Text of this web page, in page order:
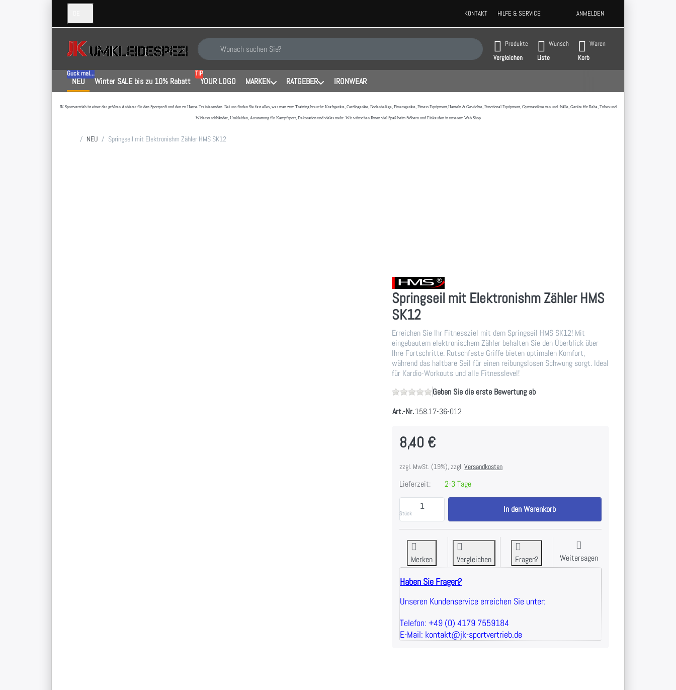
KONTAKT HILFE & SERVICE ANMELDEN
Geben Sie einen Suchbegriff ein. Während Sie tippen, erscheinen automatisch erste Ergebnisse. Drücken Sie die Eingabetaste, um alle Ergebnisse aufzurufen.
Produkte
Vergleichen
Wunsch
Liste
Waren
Korb
NEU
Guck mal...
Winter SALE bis zu 10% Rabatt YOUR LOGO
TIP
MARKEN RATGEBER IRONWEAR
JK Sportvertrieb ist einer der größten Anbieter für den Sportprofi und den zu Hause Trainierenden. Bei uns finden Sie fast alles, was man zum Training braucht: Kraftgeräte, Cardiogeräte, Bodenbeläge, Fitnessgeräte, Fitness Equipment,Hanteln & Gewichte, Functional Equipment, Gymnastikmatten und -bälle, Geräte für Reha, Tubes und
Widerstandsbänder, Umkleiden, Ausstattung für Kampfsport, Dekoration und vieles mehr. Wir wünschen Ihnen viel Spaß beim Stöbern und Einkaufen in unserem Web Shop
Startseite
NEU Springseil mit Elektronishm Zähler HMS SK12
Springseil mit Elektronishm Zähler HMS
SK12
Erreichen Sie Ihr Fitnessziel mit dem Springseil HMS SK12! Mit
eingebautem elektronischem Zähler behalten Sie den Überblick über
Ihre Fortschritte. Rutschfeste Griffe bieten optimalen Komfort,
während das haltbare Seil für einen reibungslosen Schwung sorgt. Ideal
für Kardio-Workouts und alle Fitnesslevel!
Geben Sie die erste Bewertung ab
Art.-Nr.158.17-36-012
8,40 €
zzgl. MwSt. (19%), zzgl.Versandkosten
Lieferzeit: 2-3 Tage
Stück
Springseil mit Elektronishm Zähler HMS SK12 zu 8,40 €, Menge 1.
In den Warenkorb
Merken Vergleichen Fragen? Weitersagen
Haben Sie Fragen?
Unseren Kundenservice erreichen Sie unter:
Telefon: +49 (0) 4179 7559184
E-Mail: kontakt@jk-sportvertrieb.de